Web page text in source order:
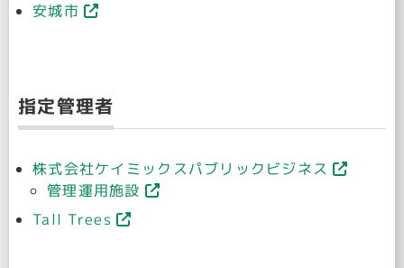
安城市
指定管理者
株式会社ケイミックスパブリックビジネス
管理運用施設
Tall Trees